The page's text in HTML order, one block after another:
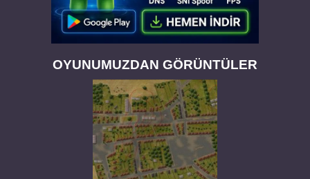
OYUNUMUZDAN GÖRÜNTÜLER